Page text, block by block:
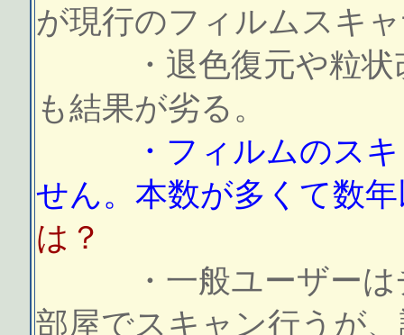
が現行のフィルムスキ
・退色復元や粒状改
も結果が劣る。
・フィルムのスキ
せん。本数が多くて数
は？
・一般ユーザーはチ
部屋でスキャン行うが